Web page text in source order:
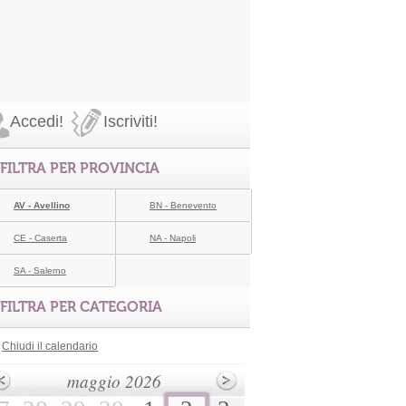
Accedi! Iscriviti!
FILTRA PER PROVINCIA
AV - Avellino BN - Benevento
CE - Caserta NA - Napoli
SA - Salerno
FILTRA PER CATEGORIA
Chiudi il calendario
maggio 2026